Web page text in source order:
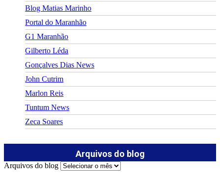
Blog Matias Marinho
Portal do Maranhão
G1 Maranhão
Gilberto Léda
Gonçalves Dias News
John Cutrim
Marlon Reis
Tuntum News
Zeca Soares
Arquivos do blog
Arquivos do blog